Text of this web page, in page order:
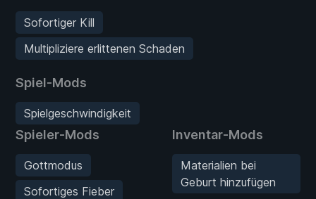
Sofortiger Kill
Multipliziere erlittenen Schaden
Spiel-Mods
Spielgeschwindigkeit
Spieler-Mods
Gottmodus
Sofortiges Fieber
Inventar-Mods
Materialien bei
Geburt hinzufügen